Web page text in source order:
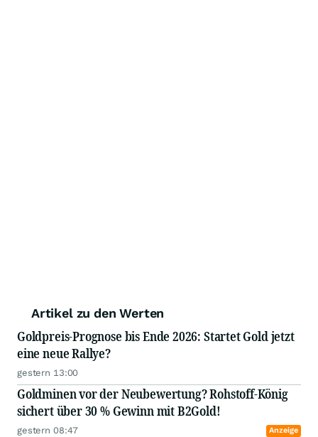
Artikel zu den Werten
Goldpreis-Prognose bis Ende 2026: Startet Gold jetzt
eine neue Rallye?
gestern 13:00
Goldminen vor der Neubewertung? Rohstoff-König
sichert über 30 % Gewinn mit B2Gold!
gestern 08:47 Anzeige